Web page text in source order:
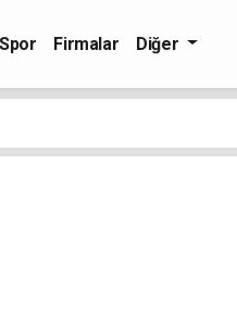
Spor Firmalar Diğer